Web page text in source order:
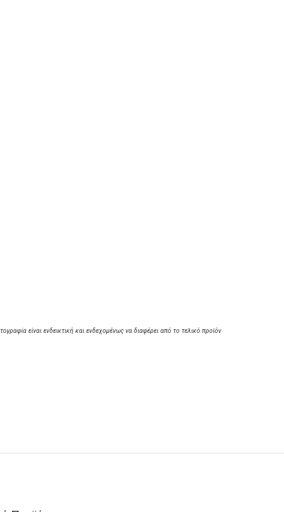
είναι ενδεικτική και ενδεχομένως να διαφέρει από το τελικό προϊόν